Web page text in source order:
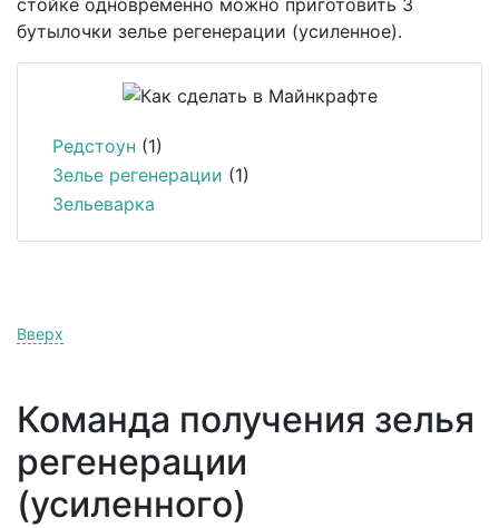
бутылочки зелье регенерации (усиленное).
Редстоун (1)
Зелье регенерации (1)
Зельеварка
Вверх
Команда получения зелья
регенерации
(усиленного)